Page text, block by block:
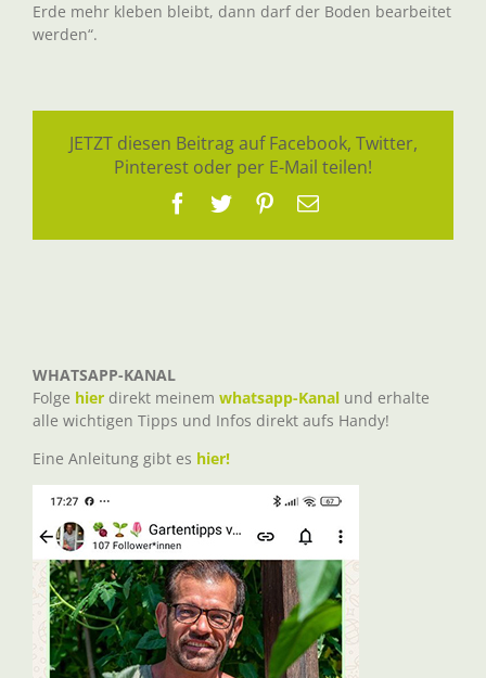
Erde mehr kleben bleibt, dann darf der Boden bearbeitet
werden“.
JETZT diesen Beitrag auf Facebook, Twitter,
Pinterest oder per E-Mail teilen!
Facebook
TwitterPinterest
E-
WHATSAPP-KANAL
Folge hier direkt meinem whatsapp-Kanal und erhalte
alle wichtigen Tipps und Infos direkt aufs Handy!
Eine Anleitung gibt es hier!